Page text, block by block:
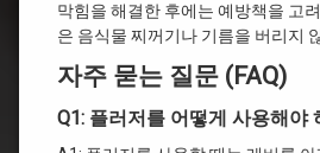
막힘을 해결한 후에는 예방책을 고
은 음식물 찌꺼기나 기름을 버리지
자주 묻는 질문 (FAQ)
Q1: 플러저를 어떻게 사용해야